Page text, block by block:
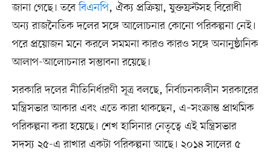
জানা গেছে। তবেবিএনপি, ঐক্য প্রক্রিয়া, যুক্তফ্রন্টসহ বিরোধী
অন্য রাজনৈতিক দলের সঙ্গে আলোচনার কোনো পরিকল্পনা নেই।
পরে প্রয়োজন মনে করলে সমমনা কারও কারও সঙ্গে অনানুষ্ঠানিক
আলাপ-আলোচনার সম্ভাবনা রয়েছে।
সরকারি দলের নীতিনির্ধারণী সূত্র বলছে, নির্বাচনকালীন সরকারের
মন্ত্রিসভার আকার এবং এতে কারা থাকছেন, এ–সংক্রান্ত প্রাথমিক
পরিকল্পনা করা হয়েছে। শেখ হাসিনার নেতৃত্বে এই মন্ত্রিসভার
সদস্য ২৫-এ রাখার একটা পরিকল্পনা আছে। ২০১৪ সালের ৫